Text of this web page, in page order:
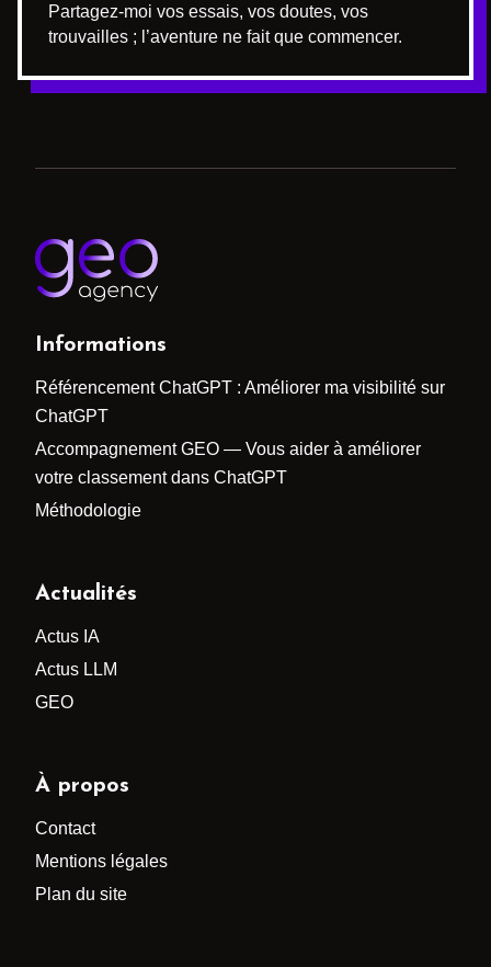
Partagez-moi vos essais, vos doutes, vos
trouvailles ; l’aventure ne fait que commencer.
Informations
Référencement ChatGPT : Améliorer ma visibilité sur
ChatGPT
Accompagnement GEO — Vous aider à améliorer
votre classement dans ChatGPT
Méthodologie
Actualités
Actus IA
Actus LLM
GEO
À propos
Contact
Mentions légales
Plan du site